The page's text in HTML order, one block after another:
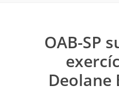
OAB-SP
Deolane